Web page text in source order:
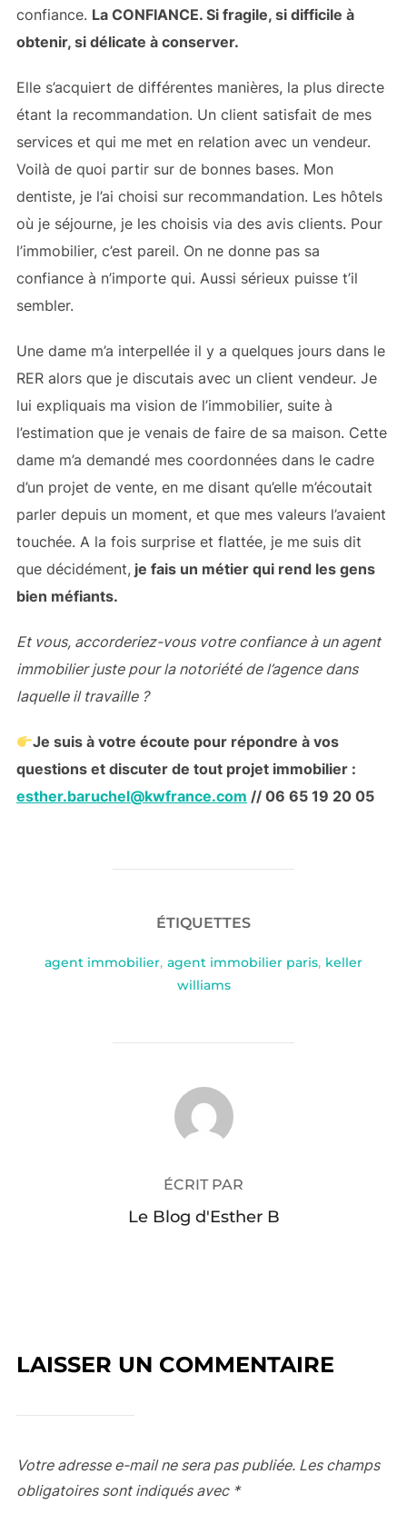
confiance. La CONFIANCE. Si fragile, si difficile à
obtenir, si délicate à conserver.
Elle s’acquiert de différentes manières, la plus directe
étant la recommandation. Un client satisfait de mes
services et qui me met en relation avec un vendeur.
Voilà de quoi partir sur de bonnes bases. Mon
dentiste, je l’ai choisi sur recommandation. Les hôtels
où je séjourne, je les choisis via des avis clients. Pour
l’immobilier, c’est pareil. On ne donne pas sa
confiance à n’importe qui. Aussi sérieux puisse t’il
sembler.
Une dame m’a interpellée il y a quelques jours dans le
RER alors que je discutais avec un client vendeur. Je
lui expliquais ma vision de l’immobilier, suite à
l’estimation que je venais de faire de sa maison. Cette
dame m’a demandé mes coordonnées dans le cadre
d’un projet de vente, en me disant qu’elle m’écoutait
parler depuis un moment, et que mes valeurs l’avaient
touchée. A la fois surprise et flattée, je me suis dit
que décidément, je fais un métier qui rend les gens
bien méfiants.
Et vous, accorderiez-vous votre confiance à un agent
immobilier juste pour la notoriété de l’agence dans
laquelle il travaille ?
Je suis à votre écoute pour répondre à vos
questions et discuter de tout projet immobilier :
esther.baruchel@kwfrance.com // 06 65 19 20 05
ÉTIQUETTES
agent immobilier, agent immobilier paris, keller
williams
AUTEUR DE LA PUBLICATION
ÉCRIT PAR
Le Blog d'Esther B
LAISSER UN COMMENTAIRE
Votre adresse e-mail ne sera pas publiée. Les champs
obligatoires sont indiqués avec *